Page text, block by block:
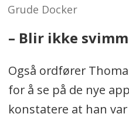
Grude Docker
– Blir ikke
Også ordfører
for å se på de nye
konstatere at han